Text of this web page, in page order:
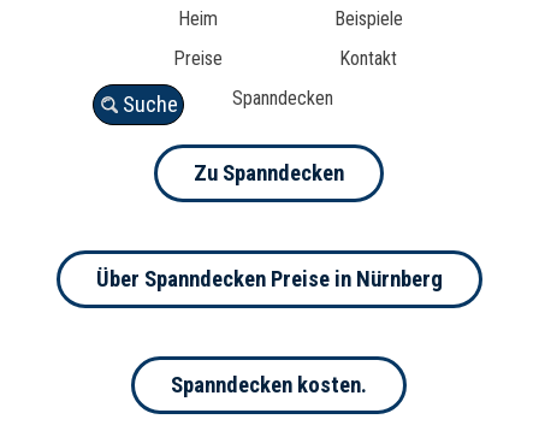
Heim
Beispiele
Preise
Kontakt
Spanndecken
Suche
Zu Spanndecken
Über Spanndecken Preise in Nürnberg
Spanndecken kosten.